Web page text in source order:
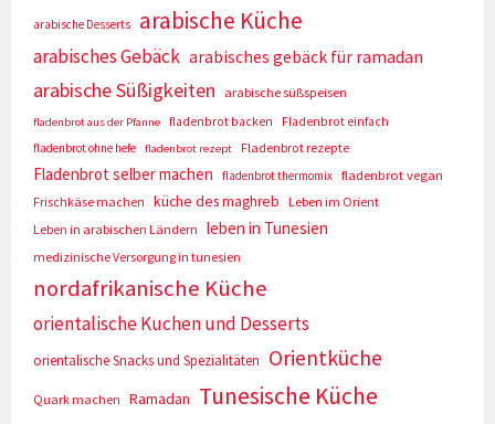
arabische Desserts arabische Küche
arabisches Gebäck arabisches gebäck für ramadan
arabische Süßigkeiten arabische süßspeisen
fladenbrot aus der Pfanne fladenbrot backen
Fladenbrot einfach
fladenbrot ohne hefe
fladenbrot rezept Fladenbrot rezepte
Fladenbrot selber machen fladenbrot thermomix fladenbrot vegan
Frischkäse machen
küche des maghreb
Leben im Orient
Leben in arabischen Ländern
leben in Tunesien
medizinische Versorgung in tunesien
nordafrikanische Küche
orientalische Kuchen und Desserts
orientalische Snacks und Spezialitäten Orientküche
Quark machen Ramadan Tunesische Küche